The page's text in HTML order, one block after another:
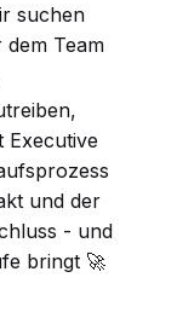
suchen
Team
Executive
und der
- und
bringt 🚀